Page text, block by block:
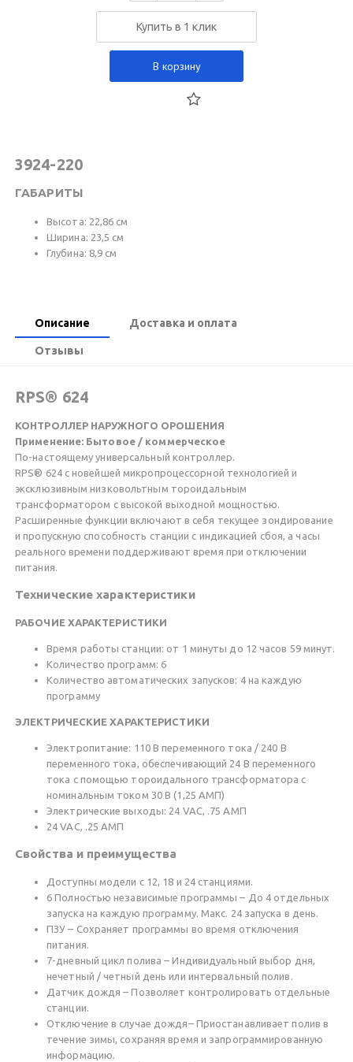
Купить в 1 клик
В корзину
3924-220
ГАБАРИТЫ
Высота: 22,86 см
Ширина: 23,5 см
Глубина: 8,9 см
Описание Доставка и оплата
Отзывы
RPS® 624
КОНТРОЛЛЕР НАРУЖНОГО ОРОШЕНИЯ
Применение: Бытовое / коммерческое
По-настоящему универсальный контроллер.
RPS® 624 с новейшей микропроцессорной технологией и
эксклюзивным низковольтным тороидальным
трансформатором с высокой выходной мощностью.
Расширенные функции включают в себя текущее зондирование
и пропускную способность станции с индикацией сбоя, а часы
реального времени поддерживают время при отключении
питания.
Технические характеристики
РАБОЧИЕ ХАРАКТЕРИСТИКИ
Время работы станции: от 1 минуты до 12 часов 59 минут.
Количество программ: 6
Количество автоматических запусков: 4 на каждую
программу
ЭЛЕКТРИЧЕСКИЕ ХАРАКТЕРИСТИКИ
Электропитание: 110 В переменного тока / 240 В
переменного тока, обеспечивающий 24 В переменного
тока с помощью тороидального трансформатора с
номинальным током 30 В (1,25 АМП)
Электрические выходы: 24 VAC, .75 АМП
24 VAC, .25 АМП
Свойства и преимущества
Доступны модели с 12, 18 и 24 станциями.
6 Полностью независимые программы – До 4 отдельных
запуска на каждую программу. Макс. 24 запуска в день.
ПЗУ – Сохраняет программы во время отключения
питания.
7-дневный цикл полива – Индивидуальный выбор дня,
нечетный / четный день или интервальный полив.
Датчик дождя – Позволяет контролировать отдельные
станции.
Отключение в случае дождя– Приостанавливает полив в
течение зимы, сохраняя время и запрограммированную
информацию.